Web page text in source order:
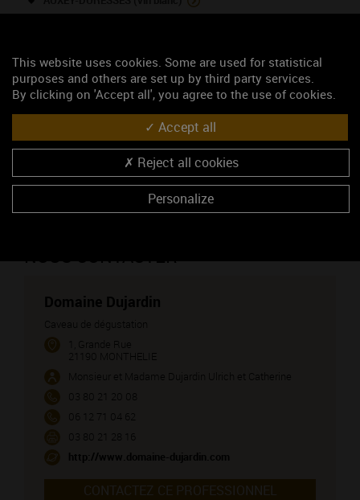
CREMANT DE BOURGOGNE (vin blanc)
MEURSAULT (vin blanc)
MONTHÉLIE 1ER CRU - Les Champs Fulliot (vin rouge)
MONTHÉLIE 1ER CRU - Les Vignes Rondes (vin rouge)
MONTHÉLIE (vin rouge)
MONTHÉLIE (vin blanc)
NOUS CONTACTER
Domaine Dujardin
Caveau de dégustation
1, Grande Rue
21190 MONTHELIE
Monsieur et Madame Dujardin Ulrich et Catherine
03 80 21 20 08
06 12 71 04 62
03 80 21 28 16
http://www.domaine-dujardin.com
CONTACTEZ CE PROFESSIONNEL
This website uses cookies. Some are used for statistical
purposes and others are set up by third party services.
By clicking on 'Accept all', you agree to the use of cookies.
Accept all
Reject all cookies
Personalize